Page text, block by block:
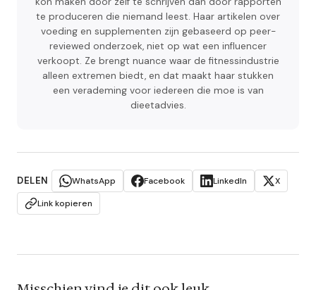
te produceren die niemand leest. Haar artikelen over
voeding en supplementen zijn gebaseerd op peer-
reviewed onderzoek, niet op wat een influencer
verkoopt. Ze brengt nuance waar de fitnessindustrie
alleen extremen biedt, en dat maakt haar stukken
een verademing voor iedereen die moe is van
dieetadvies.
DELEN WhatsApp Facebook LinkedIn
X
Link kopieren